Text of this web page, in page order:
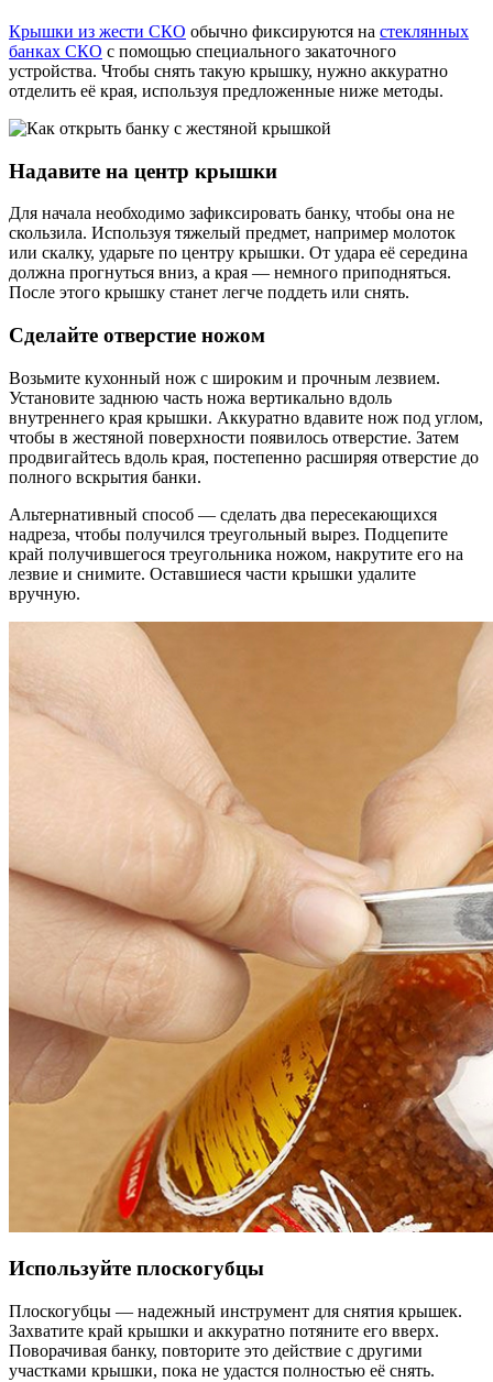
Крышки из жести СКО обычно фиксируются на стеклянных
банках СКО с помощью специального закаточного
устройства. Чтобы снять такую крышку, нужно аккуратно
отделить её края, используя предложенные ниже методы.
Надавите на центр крышки
Для начала необходимо зафиксировать банку, чтобы она не
скользила. Используя тяжелый предмет, например молоток
или скалку, ударьте по центру крышки. От удара её середина
должна прогнуться вниз, а края — немного приподняться.
После этого крышку станет легче поддеть или снять.
Сделайте отверстие ножом
Возьмите кухонный нож с широким и прочным лезвием.
Установите заднюю часть ножа вертикально вдоль
внутреннего края крышки. Аккуратно вдавите нож под углом,
чтобы в жестяной поверхности появилось отверстие. Затем
продвигайтесь вдоль края, постепенно расширяя отверстие до
полного вскрытия банки.
Альтернативный способ — сделать два пересекающихся
надреза, чтобы получился треугольный вырез. Подцепите
край получившегося треугольника ножом, накрутите его на
лезвие и снимите. Оставшиеся части крышки удалите
вручную.
Используйте плоскогубцы
Плоскогубцы — надежный инструмент для снятия крышек.
Захватите край крышки и аккуратно потяните его вверх.
Поворачивая банку, повторите это действие с другими
участками крышки, пока не удастся полностью её снять.